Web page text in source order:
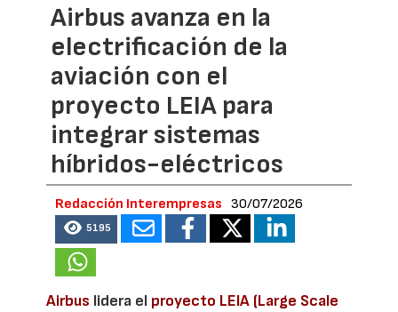
Airbus avanza en la
electrificación de la
aviación con el
proyecto LEIA para
integrar sistemas
híbridos-eléctricos
Redacción Interempresas 30/07/2026
5195
Airbus lidera el proyecto LEIA (Large Scale